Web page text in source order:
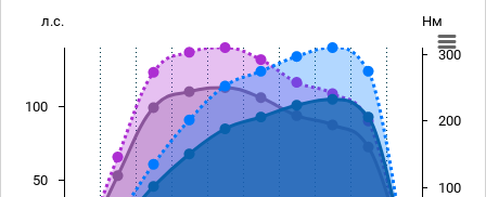
л.с. Нм
50
100
100
200
300